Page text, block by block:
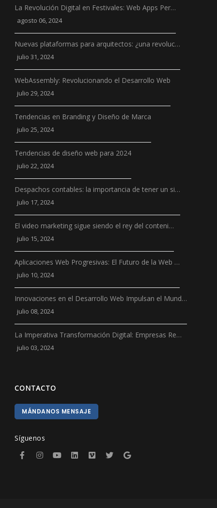
La Revolución Digital en Festivales: Web Apps Per…
agosto 06, 2024
Nuevas plataformas para arquitectos: ¿una revoluc…
julio 31, 2024
WebAssembly: Revolucionando el Desarrollo Web
julio 29, 2024
Tendencias en Branding y Diseño de Marca
julio 25, 2024
Tendencias de diseño web para 2024
julio 22, 2024
Despachos contables: la importancia de tener un si…
julio 17, 2024
El video marketing sigue siendo el rey del conteni…
julio 15, 2024
Aplicaciones Web Progresivas: El Futuro de la Web …
julio 10, 2024
Innovaciones en el Desarrollo Web Impulsan el Mund…
julio 08, 2024
La Imperativa Transformación Digital: Empresas Re…
julio 03, 2024
CONTACTO
MÁNDANOS MENSAJE
Síguenos